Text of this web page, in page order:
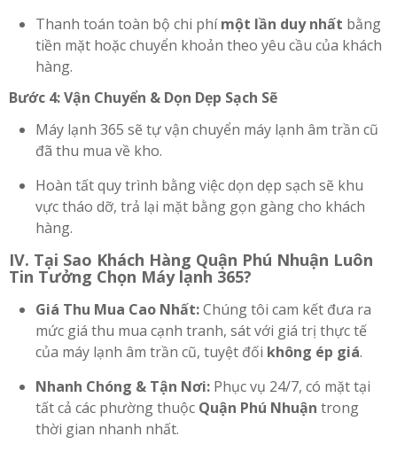
Thanh toán toàn bộ chi phímột lần duy nhất bằng
tiền mặt hoặc chuyển khoản theo yêu cầu của khách
hàng.
Bước 4: Vận Chuyển & Dọn Dẹp Sạch Sẽ
Máy lạnh 365 sẽ tự vận chuyển máy lạnh âm trần cũ
đã thu mua về kho.
Hoàn tất quy trình bằng việc dọn dẹp sạch sẽ khu
vực tháo dỡ, trả lại mặt bằng gọn gàng cho khách
hàng.
IV. Tại Sao Khách Hàng Quận Phú Nhuận Luôn
Tin Tưởng Chọn Máy lạnh 365?
Giá Thu Mua Cao Nhất:Chúng tôi cam kết đưa ra
mức giá thu mua cạnh tranh, sát với giá trị thực tế
của máy lạnh âm trần cũ, tuyệt đối không ép giá.
Nhanh Chóng & Tận Nơi: Phục vụ 24/7, có mặt tại
tất cả các phường thuộc Quận Phú Nhuận trong
thời gian nhanh nhất.